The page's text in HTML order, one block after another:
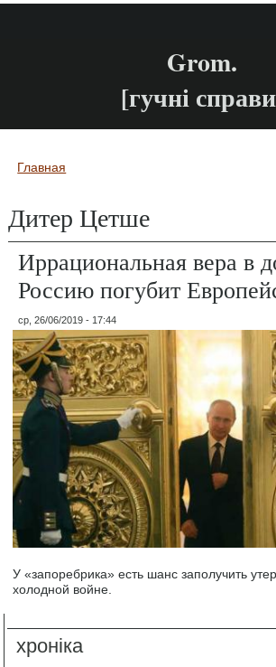
Grom.
[гучні
Вы здесь
Главная
Дитер Цетше
Иррациональная вера в
Россию погубит
ср, 26/06/2019 - 17:44
У «запоребрика» есть шанс заполучить
холодной войне.
хроніка